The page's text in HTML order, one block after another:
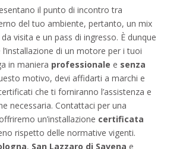
il punto di incontro tra
del tuo ambiente, pertanto, un mix
visita e un pass di ingresso. È dunque
di un motore per i tuoi
in maniera professionale e senza
motivo, devi affidarti a marchi e
che ti forniranno l’assistenza e
necessaria. Contattaci per una
un’installazione certificata
rispetto delle normative vigenti.
, San Lazzaro di Savena e